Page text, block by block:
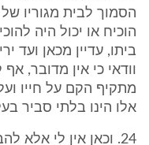
הסמוך לבית מגוריו
הוכיח או יכול היה
ביתו, עדיין מכאן ועד
וודאי כי אין מדובר,
מתקיף הקם על חייו
אלו הינו בלתי סביר
24. וכאן אין לי אלא